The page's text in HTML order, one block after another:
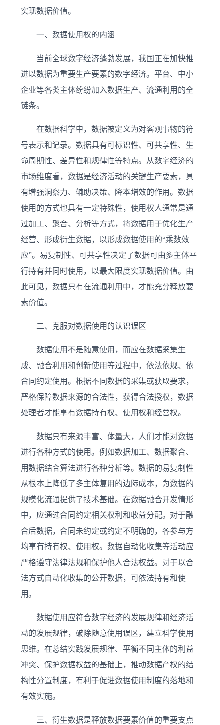
实现数据价值。
一、数据使用权的内涵
当前全球数字经济蓬勃发展，我国正在加快推
进以数据为重要生产要素的数字经济。平台、中小
企业等各类主体纷纷加入数据生产、流通利用的全
链条。
在数据科学中，数据被定义为对客观事物的符
号表示和记录。数据具有可标识性、可共享性、生
命周期性、差异性和规律性等特点。从数字经济的
市场维度看，数据是经济活动的关键生产要素，具
有增强洞察力、辅助决策、降本增效的作用。数据
使用的方式也具有一定特殊性，使用权人通常是通
过加工、聚合、分析等方式，将数据用于优化生产
经营、形成衍生数据，以形成数据使用的“乘数效
应”。易复制性、可共享性决定了数据可由多主体平
行持有并同时使用，以最大限度实现数据价值。由
此可见，数据只有在流通利用中，才能充分释放要
素价值。
二、克服对数据使用的认识误区
数据使用不是随意使用，而应在数据采集生
成、融合利用和创新使用等过程中，依法依规、依
合同约定使用。根据不同数据的采集或获取要求，
严格保障数据来源的合法性，获得合法授权，数据
处理者才能享有数据持有权、使用权和经营权。
数据只有来源丰富、体量大，人们才能对数据
进行各种方式的使用。例如数据加工、数据聚合、
用数据结合算法进行各种分析等。数据的易复制性
从根本上降低了多主体复用的边际成本，为数据的
规模化流通提供了技术基础。在数据融合开发情形
中，应通过合同约定相关权利和收益分配。对于融
合后数据，合同未约定或约定不明确的，各参与方
均享有持有权、使用权。数据自动化收集等活动应
严格遵守法律法规和保护他人合法权益。对于以合
法方式自动化收集的公开数据，可依法持有和使
用。
数据使用应符合数字经济的发展规律和经济活
动的发展规律，破除随意使用误区，建立科学使用
思维。在总结实践发展规律、平衡不同主体的利益
冲突、保护数据权益的基础上，推动数据产权的结
构性分置制度，有利于促进数据使用制度的落地和
有效实施。
三、衍生数据是释放数据要素价值的重要支点